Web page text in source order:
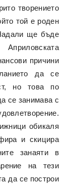
творението
той е роден
ще бъде
причини
да се
но това по
се занимава с
обикаля
и скицира
занаяти в
на тези
да се построи